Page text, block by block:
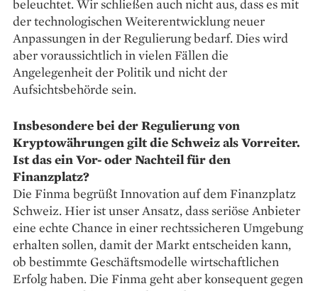
beleuchtet. Wir schließen auch nicht aus, dass es mit
der technologischen Weiterentwicklung neuer
Anpassungen in der Regulierung bedarf. Dies wird
aber voraussichtlich in vielen Fällen die
Angelegenheit der Politik und nicht der
Aufsichtsbehörde sein.
Insbesondere bei der Regulierung von
Kryptowährungen gilt die Schweiz als Vorreiter.
Ist das ein Vor- oder Nachteil für den
Finanzplatz?
Die Finma begrüßt ­Innovation auf dem Finanzplatz
Schweiz. Hier ist unser Ansatz, dass seriöse Anbieter
eine echte Chance in einer rechtssicheren Umgebung
erhalten sollen, damit der Markt entscheiden kann,
ob bestimmte Geschäfts­modelle wirtschaftlichen
Erfolg haben. Die Finma geht aber konsequent gegen